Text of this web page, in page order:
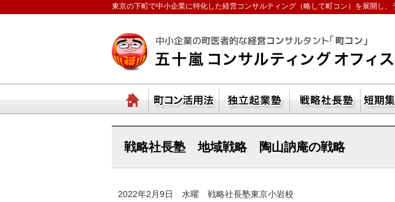
東京の下町で中小企業に特化した経営コンサルティング（略して町コン）を展開し
ランチェスターの法則を学ぶなら五十嵐
ホーム 町コン活用方法 独立起業塾
戦略社長塾 地域戦略 陶山訥庵の戦略
2022年2月9日 水曜 戦略社長塾東京小岩校